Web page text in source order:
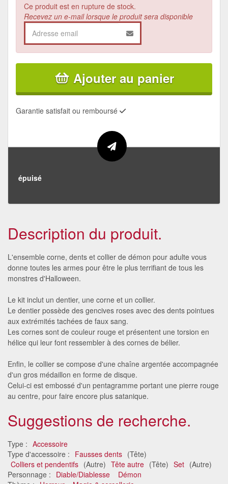
Ce produit est en rupture de stock.
Recevez un e-mail lorsque le produit sera disponible
Ajouter au panier
Garantie satisfait ou remboursé
épuisé
Description du produit.
L'ensemble corne, dents et collier de démon pour adulte vous
donne toutes les armes pour être le plus terrifiant de tous les
monstres d'Halloween.
Le kit inclut un dentier, une corne et un collier.
Le dentier possède des gencives roses avec des dents pointues
aux extrémités tachées de faux sang.
Les cornes sont de couleur rouge et présentent une torsion en
hélice qui leur font ressembler à des cornes de bélier.
Enfin, le collier se compose d'une chaîne argentée accompagnée
d'un gros médaillon en forme de disque.
Celui-ci est embossé d'un pentagramme portant une pierre rouge
au centre, pour faire encore plus satanique.
Suggestions de recherche.
Type : Accessoire
Type d'accessoire : Fausses dents (Tête)
Colliers et pendentifs (Autre) Tête autre (Tête) Set (Autre)
Personnage : Diable/Diablesse
Démon